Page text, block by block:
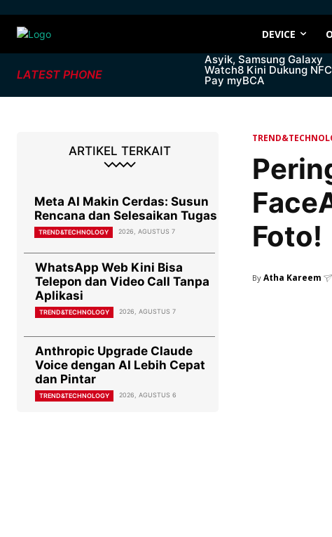
DEVICE
LATEST PHONE
Asyik, Samsung Galaxy
Watch8 Kini Dukung NFC
Pay myBCA
ARTIKEL TERKAIT
Meta AI Makin Cerdas: Susun
Rencana dan Selesaikan Tugas
TREND&TECHNOLOGY 2026, AGUSTUS 7
WhatsApp Web Kini Bisa
Telepon dan Video Call Tanpa
Aplikasi
TREND&TECHNOLOGY 2026, AGUSTUS 7
Anthropic Upgrade Claude
Voice dengan AI Lebih Cepat
dan Pintar
TREND&TECHNOLOGY 2026, AGUSTUS 6
Foto!
By Atha Kareem